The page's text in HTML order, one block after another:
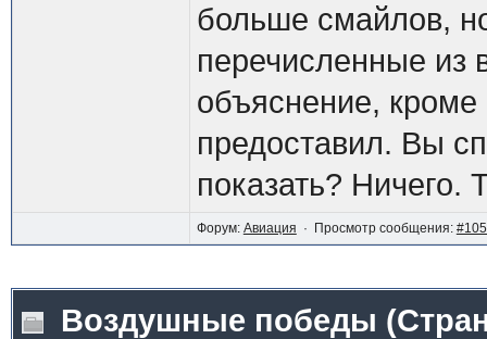
больше смайлов,
перечисленные из
объяснение,
предоставил. Вы
показать? Ничего.
Форум: Авиация · Просмотр сообщения:
Воздушные победы